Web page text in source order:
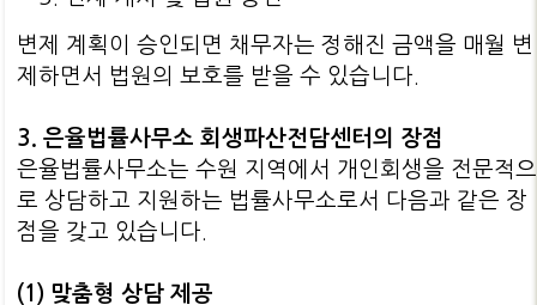
변제 계획이 승인되면 채무자는 정해진 금액을 매월 변
제하면서 법원의 보호를 받을 수 있습니다.
3. 은율법률사무소 회생파산전담센터의 장점
은율법률사무소는 수원 지역에서 개인회생을 전문적으
로 상담하고 지원하는 법률사무소로서 다음과 같은 장
점을 갖고 있습니다.
(1) 맞춤형 상담 제공